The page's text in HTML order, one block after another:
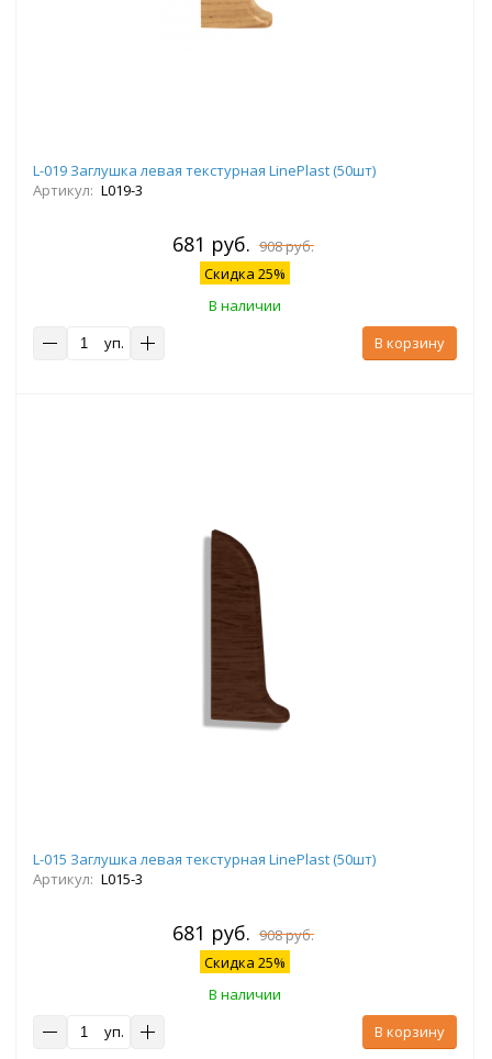
L-019 Заглушка левая текстурная LinePlast (50шт)
Артикул: L019-3
681 руб. 908 руб.
Скидка 25%
В наличии
уп.
В корзину
L-015 Заглушка левая текстурная LinePlast (50шт)
Артикул: L015-3
681 руб. 908 руб.
Скидка 25%
В наличии
уп.
В корзину